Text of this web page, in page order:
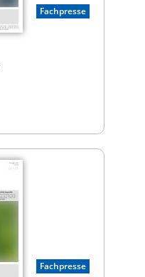
Fachpresse
Fachpresse